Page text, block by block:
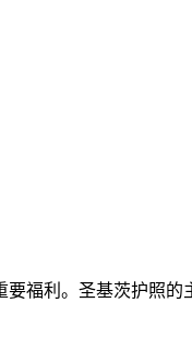
福利。圣基茨护照